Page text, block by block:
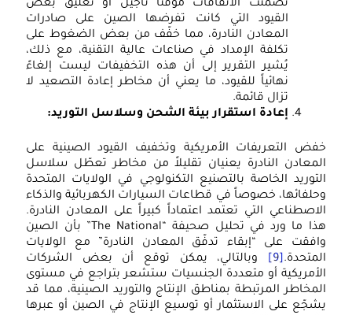
تضمنت الاتفاقات مؤقتاً تأجيل أو تعليق بعض
القيود التي كانت تفرضها الصين على صادرات
المعادن النادرة، مما خفّف من بعض الضغوط على
تكلفة الإمداد في صناعات عالية التقنية، مع ذلك،
يُشير التقرير إلى أن هذه التخفيفات ليست إلغاءً
نهائياً للقيود، ما يعني أن مخاطر إعادة التصعيد لا
تزال قائمة.
إعادة استقرار بيئة الشحن وسلاسل التوريد:
خفض التعريفات الأمريكية وتخفيف القيود الصينية على
المعادن النادرة يعنيان تقليلاً من مخاطر تعطّل سلاسل
التوريد الخاصة بالتصنيع التكنولوجي في الولايات المتحدة
وحلفائها، خصوصاً في قطاعات السيارات الكهربائية والذكاء
الاصطناعي التي تعتمد اعتماداً كبيراً على المعادن النادرة.
هذا ما ورد في تحليل صحيفة “The National” بأن الصين
وافقت على “إبقاء تدفّق المعادن النادرة” مع الولايات
المتحدة.[9]
وبالتالي، يمكن توقع أن بعض الشركات
الأمريكية أو متعددة الجنسيات ستشعر بتراجع في مستوى
المخاطر المرتبطة بمناطق الإنتاج والتوريد الصينية، مما قد
يشجّع على الاستثمار أو توسيع الإنتاج في الصين أو عبرها